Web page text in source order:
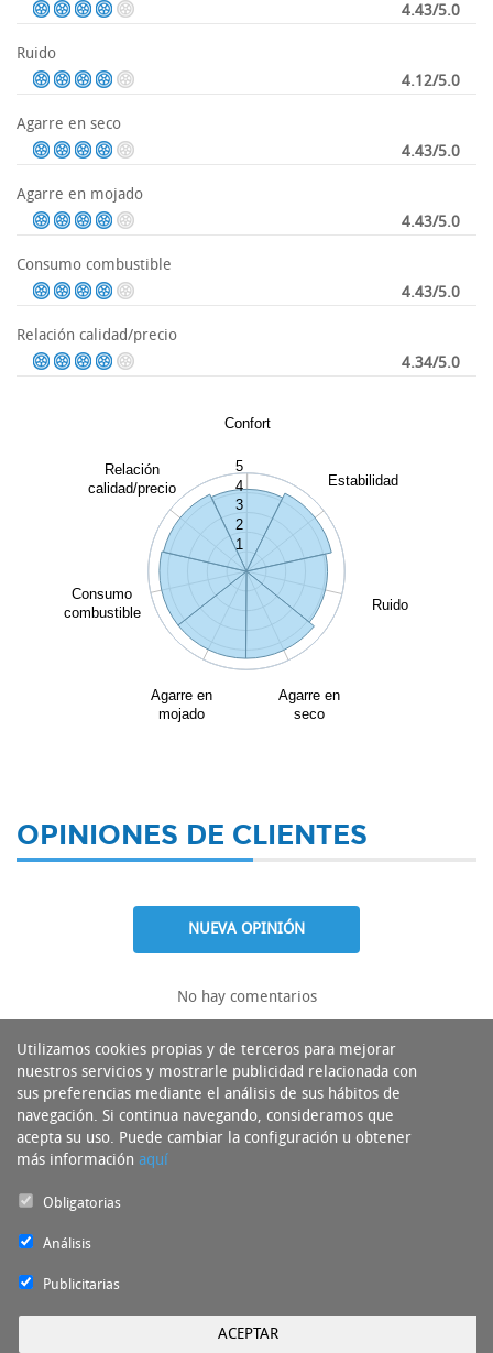
4.43/5.0
Ruido
4.12/5.0
Agarre en seco
4.43/5.0
Agarre en mojado
4.43/5.0
Consumo combustible
4.43/5.0
Relación calidad/precio
4.34/5.0
Confort
Estabilidad
Ruido
Agarre en
seco
Agarre en
mojado
Consumo
combustible
Relación
calidad/precio
1
2
3
4
5
OPINIONES DE CLIENTES
NUEVA OPINIÓN
No hay comentarios
Utilizamos cookies propias y de terceros para mejorar
nuestros servicios y mostrarle publicidad relacionada con
sus preferencias mediante el análisis de sus hábitos de
navegación. Si continua navegando, consideramos que
acepta su uso. Puede cambiar la configuración u obtener
más información aquí
Obligatorias
Análisis
Publicitarias
ACEPTAR